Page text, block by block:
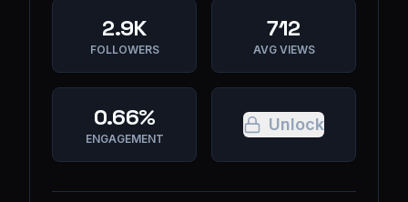
2.9K
FOLLOWERS
712
AVG VIEWS
0.66%
ENGAGEMENT
Unlock